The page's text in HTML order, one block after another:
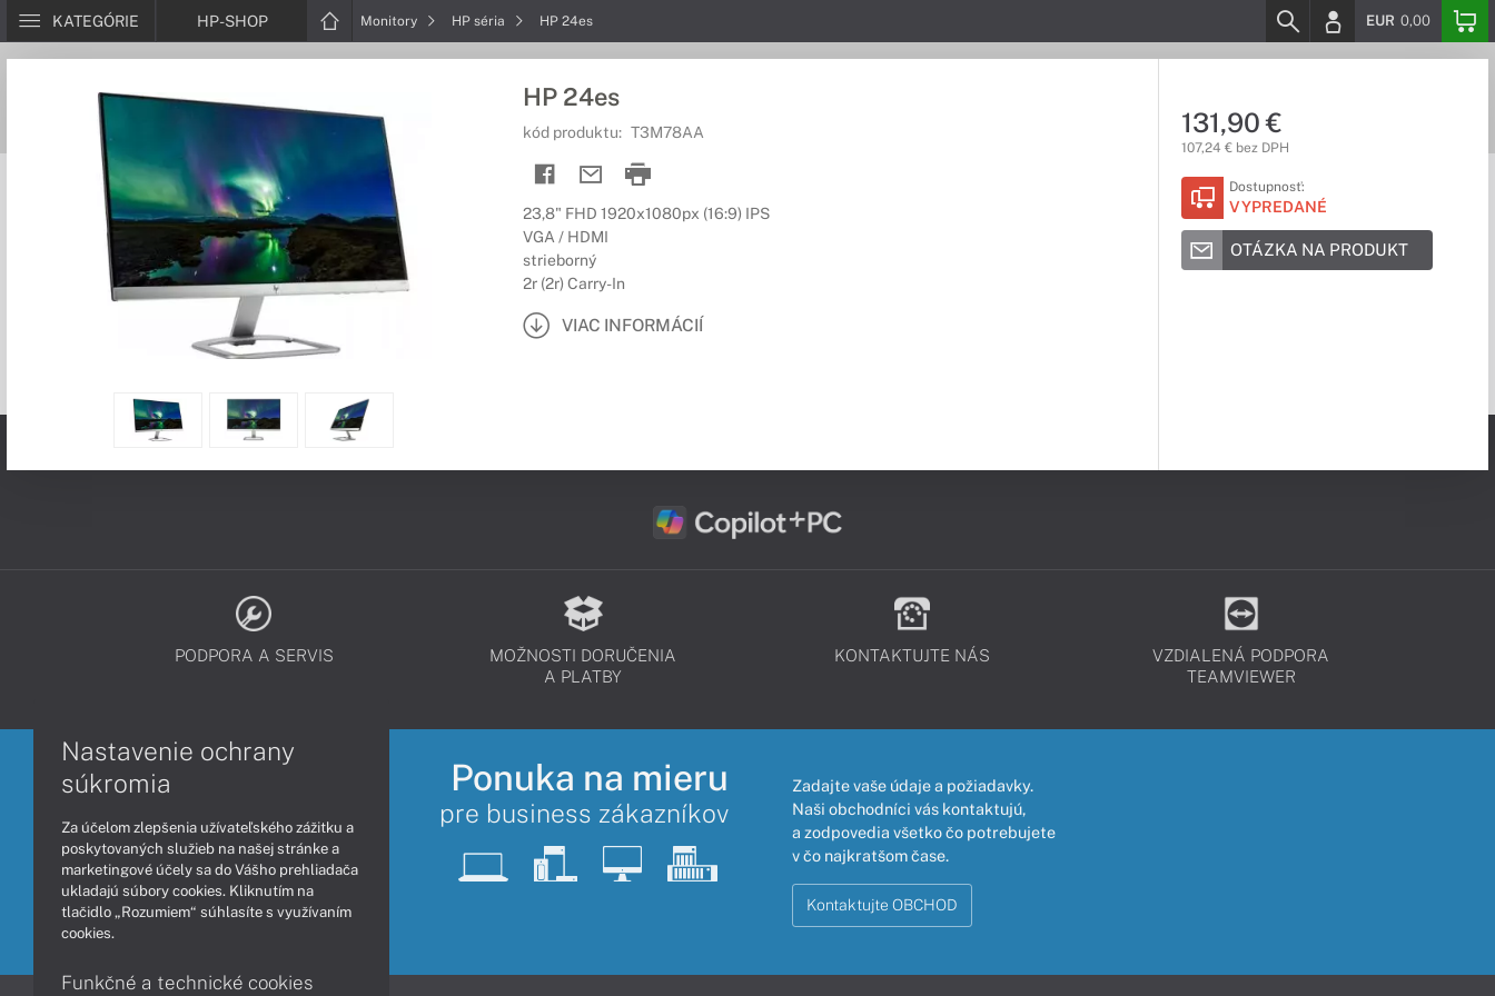
KATEGÓRIE HP-SHOP Monitory HP séria HP 24es EUR 0,00
HP 24es
kód produktu: T3M78AA
23,8" FHD 1920x1080px (16:9) IPS
VGA / HDMI
strieborný
2r (2r) Carry-In
VIAC INFORMÁCIÍ
131,90 €
107,24 € bez DPH
Dostupnosť:
VYPREDANÉ
OTÁZKA NA PRODUKT
PODPORA A SERVIS
MOŽNOSTI DORUČENIA
A PLATBY
KONTAKTUJTE NÁS
VZDIALENÁ PODPORA
TEAMVIEWER
Ponuka na mieru
pre business zákazníkov
Zadajte vaše údaje a požiadavky.
Naši obchodníci vás kontaktujú,
a zodpovedia všetko čo potrebujete
v čo najkratšom čase.
Kontaktujte OBCHOD
Nastavenie ochrany
súkromia
Za účelom zlepšenia užívateľského zážitku a
poskytovaných služieb na našej stránke a
marketingové účely sa do Vášho prehliadača
ukladajú súbory cookies. Kliknutím na
tlačidlo „Rozumiem“ súhlasíte s využívaním
cookies.
Funkčné a technické cookies